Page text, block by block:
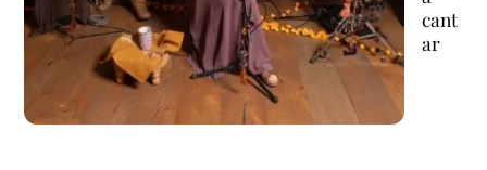
cant
ar